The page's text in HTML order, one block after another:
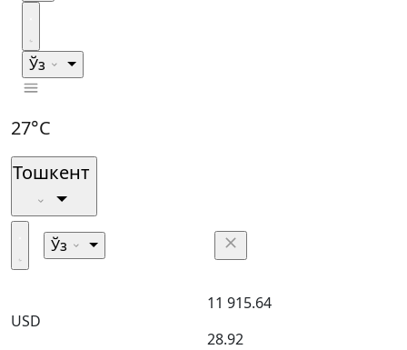
Ўз
27°C
Тошкент
Ўз
USD
11 915.64
28.92